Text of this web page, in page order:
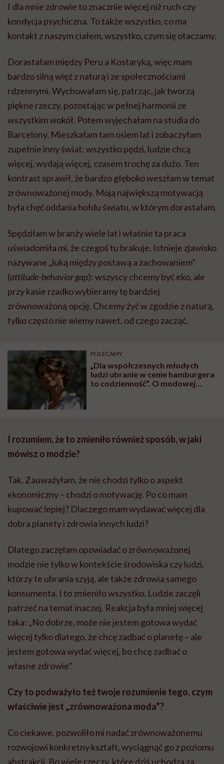
I dla mnie zdrowie to znacznie więcej niż ruch czy
kondycja psychiczna. To także wszystko, co ma
kontakt z naszym ciałem, wszystko, czym się otaczamy.
Dorastałam między Peru a Kostaryką, więc mam
bardzo silną więź z naturą i ze społecznościami
rdzennymi. Wychowałam się, patrząc, jak tworzą
piękne rzeczy, pozostając w pełnej harmonii ze
wszystkim wokół. Potem wyjechałam na studia do
Barcelony. Mieszkałam tam osiem lat i zobaczyłam
zupełnie inny świat: wszystko pędzi, ludzie chcą
więcej, wydają więcej, czasem trochę za dużo. Ten
kontrast sprawił, że bardzo głęboko weszłam w temat
zrównoważonej mody. Moją największą motywacją
była chęć oddania hołdu światu, w którym dorastałam.
Spędziłam w branży wiele lat i właśnie ta praca
uświadomiła mi, że czegoś tu brakuje. Istnieje zjawisko
nazywane „luką między postawą a zachowaniem”
(attitude-behavior gap): wszyscy chcemy być eko, ale
przy kasie rzadko wybieramy tę bardziej
zrównoważoną opcję. Chcemy żyć w zgodzie z naturą,
tylko często nie wiemy nawet, od czego zacząć.
POLECAMY
„Dla współczesnych młodych
ludzi ubranie w cenie hamburgera
to codzienność”. O modowej
I rozumiem, że to zmieniło również sposób, w jaki
mówisz o modzie?
Tak. Zauważyłam, że nie chodzi tylko o aspekt
ekonomiczny – chodzi o motywację. Po co mam
kupować lepiej? Dlaczego mam wydawać więcej dla
dobra planety i zdrowia innych ludzi?
Dlatego zaczęłam opowiadać o zrównoważonej
modzie nie tylko w kontekście środowiska czy ludzi,
którzy te ubrania szyją, ale także zdrowia samego
konsumenta. I to zmieniło wszystko. Ludzie zaczęli
patrzeć na temat inaczej. Reakcja była mniej więcej
taka: „No dobrze, może nie jestem gotowa wydać
więcej tylko dlatego, że chcę zadbać o planetę – ale
jestem gotowa wydać więcej, bo chcę zadbać o
własne zdrowie”.
Czy to podważyło też twoje rozumienie tego, czym
właściwie jest „zrównoważona moda”?
Co ciekawe, pozwoliło mi nadać zrównoważonemu
rozwojowi konkretny kształt, wyciągnąć go z poziomu
abstrakcji. Bo wiele rzeczy, które dziś uchodzą za